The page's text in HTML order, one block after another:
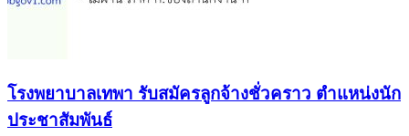
โรงพยาบาลเทพา รับสมัครลูกจ้างชั่วคราว ตำแหน่งนัก
ประชาสัมพันธ์